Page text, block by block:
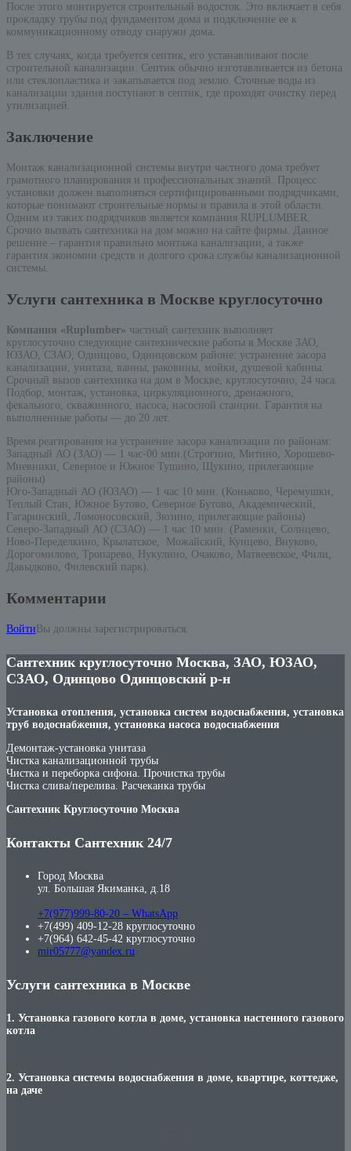
После этого монтируется строительный водосток. Это включает в себя
прокладку трубы под фундаментом дома и подключение ее к
коммуникационному отводу снаружи дома.
В тех случаях, когда требуется септик, его устанавливают после
строительной канализации. Септик обычно изготавливается из бетона
или стеклопластика и закапывается под землю. Сточные воды из
канализации здания поступают в септик, где проходят очистку перед
утилизацией.
Заключение
Монтаж канализационной системы внутри частного дома требует
грамотного планирования и профессиональных знаний. Процесс
установки должен выполняться сертифицированными подрядчиками,
которые понимают строительные нормы и правила в этой области.
Одним из таких подрядчиков является компания RUPLUMBER.
Срочно вызвать сантехника на дом можно на сайте фирмы. Данное
решение – гарантия правильно монтажа канализации, а также
гарантия экономии средств и долгого срока службы канализационной
системы.
Услуги сантехника в Москве круглосуточно
Компания «Ruplumber» частный сантехник выполняет
круглосуточно следующие сантехнические работы в Москве ЗАО,
ЮЗАО, СЗАО, Одинцово, Одинцовском районе: устранение засора
канализации, унитаза, ванны, раковины, мойки, душевой кабины.
Срочный вызов сантехника на дом в Москве, круглосуточно, 24 часа.
Подбор, монтаж, установка, циркуляционного, дренажного,
фекального, скважинного, насоса, насосной станции. Гарантия на
выполненные работы — до 20 лет.
Время реагирования на устранение засора канализации по районам:
Западный АО (ЗАО) — 1 час-00 мин.(Строгино, Митино, Хорошево-
Мневники, Северное и Южное Тушино, Щукино, прилегающие
районы)
Юго-Западный АО (ЮЗАО) — 1 час 10 мин. (Коньково, Черемушки,
Теплый Стан, Южное Бутово, Северное Бутово, Академический,
Гагаринский, Ломоносовский, Зюзино, прилегающие районы)
Северо-Западный АО (СЗАО) — 1 час 10 мин. (Раменки, Солнцево,
Ново-Переделкино, Крылатское, Можайский, Кунцево, Внуково,
Дорогомилово, Тропарево, Нукулино, Очаково, Матвеевское, Фили,
Давыдково, Филевский парк).
Комментарии
Войти Вы должны зарегистрироваться.
Сантехник круглосуточно Москва, ЗАО, ЮЗАО,
СЗАО, Одинцово Одинцовский р-н
Установка отопления, установка систем водоснабжения, установка
труб водоснабжения, установка насоса водоснабжения
Демонтаж-установка унитаза
Чистка канализационной трубы
Чистка и переборка сифона. Прочистка трубы
Чистка слива/перелива. Расчеканка трубы
Сантехник Круглосуточно Москва
Контакты Сантехник 24/7
Город Москва
ул. Большая Якиманка, д.18
+7(977)999-80-20 – WhatsApp
+7(499) 409-12-28 круглосуточно
+7(964) 642-45-42 круглосуточно
mir05777@yandex.ru
Услуги сантехника в Москве
1. Установка газового котла в доме, установка настенного газового
котла
2. Установка системы водоснабжения в доме, квартире, коттедже,
на даче